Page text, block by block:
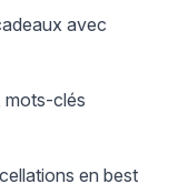
avec
mots-clés
en best